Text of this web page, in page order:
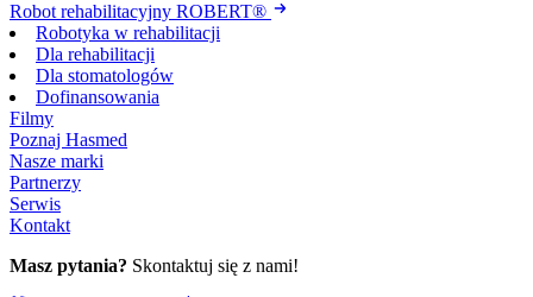
Robot rehabilitacyjny ROBERT®
Robotyka w rehabilitacji
Dla rehabilitacji
Dla stomatologów
Dofinansowania
Filmy
Poznaj Hasmed
Nasze marki
Partnerzy
Serwis
Kontakt
Masz pytania? Skontaktuj się z nami!